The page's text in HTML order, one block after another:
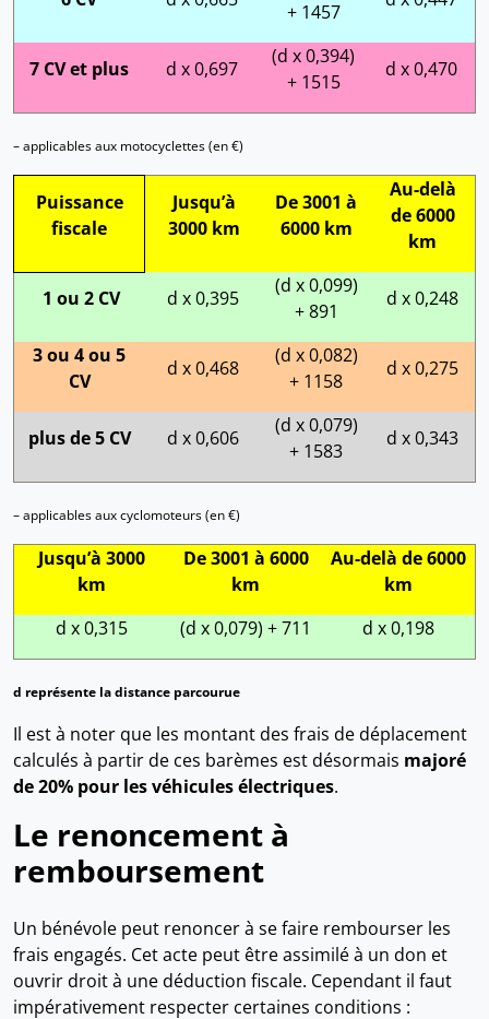
+ 1457
7 CV et plus d x 0,697
(d x 0,394)
+ 1515
d x 0,470
– applicables aux motocyclettes (en €)
Puissance
fiscale
Jusqu’à
3000 km
De 3001 à
6000 km
Au-delà
de 6000
km
1 ou 2 CV d x 0,395
(d x 0,099)
+ 891
d x 0,248
3 ou 4 ou 5
CV
d x 0,468
(d x 0,082)
+ 1158
d x 0,275
plus de 5 CV d x 0,606
(d x 0,079)
+ 1583
d x 0,343
– applicables aux cyclomoteurs (en €)
Jusqu’à 3000
km
De 3001 à 6000
km
Au-delà de 6000
km
d x 0,315
(d x 0,079) + 711 d x 0,198
d représente la distance parcourue
Il est à noter que les montant des frais de déplacement
calculés à partir de ces barèmes est désormais majoré
de 20% pour les véhicules électriques.
Le renoncement à
remboursement
Un bénévole peut renoncer à se faire rembourser les
frais engagés. Cet acte peut être assimilé à un don et
ouvrir droit à une déduction fiscale. Cependant il faut
impérativement respecter certaines conditions :